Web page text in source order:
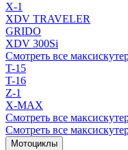
X-1
XDV TRAVELER
GRIDO
XDV 300Si
Смотреть все
T-15
T-16
Z-1
X-MAX
Смотреть все
Смотреть все
Мотоциклы